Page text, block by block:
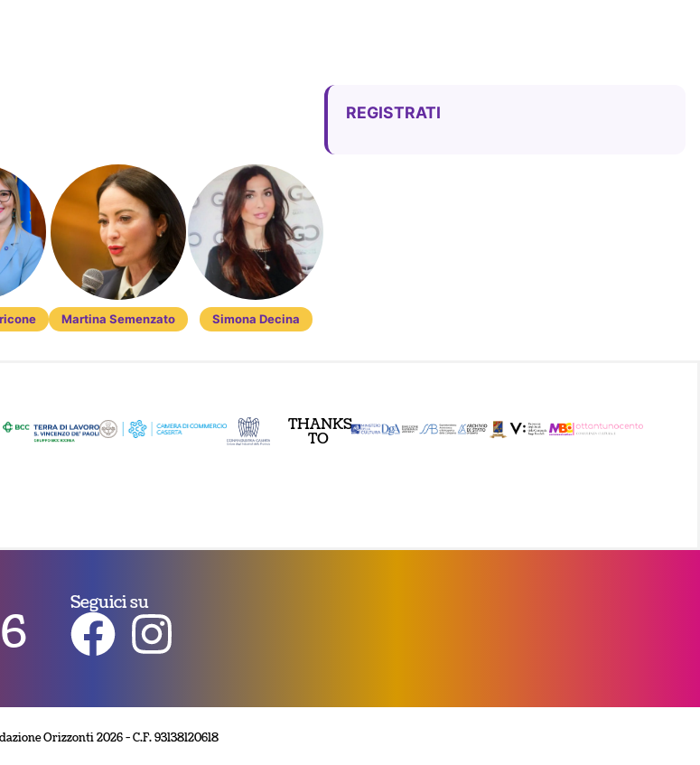
Martina Semenzato Simona Decina
REGISTRATI
THANKS
TO
Seguici su
Orizzonti 2026 - C.F. 93138120618